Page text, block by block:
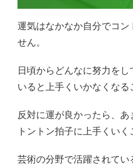
運気はなかなか自分でコン
せん。
日頃からどんなに努力を
いると上手くいかなくなる
反対に運が良かったら、
トントン拍子に上手くいく
芸術の分野で活躍されて